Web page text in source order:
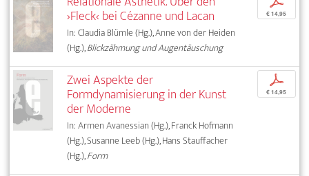
›Fleck‹ bei Cézanne und Lacan
In: Claudia Blümle (Hg.), Anne von der Heiden
(Hg.),Blickzähmung und Augentäuschung
€ 14,95
Zwei Aspekte der
Formdynamisierung in der Kunst
der Moderne
In: Armen Avanessian (Hg.), Franck Hofmann
(Hg.), Susanne Leeb (Hg.), Hans Stauffacher
(Hg.),Form
p
€ 14,95